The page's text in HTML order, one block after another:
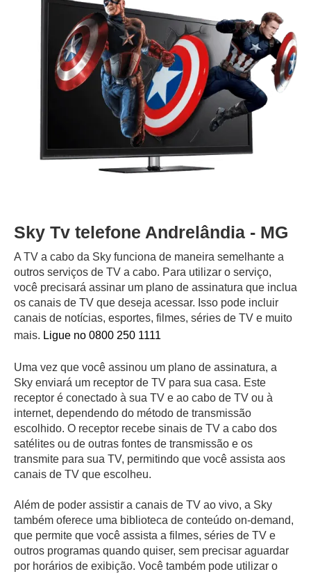
Sky Tv telefone Andrelândia - MG
A TV a cabo da Sky funciona de maneira semelhante a
outros serviços de TV a cabo. Para utilizar o serviço,
você precisará assinar um plano de assinatura que inclua
os canais de TV que deseja acessar. Isso pode incluir
canais de notícias, esportes, filmes, séries de TV e muito
mais. Ligue no 0800 250 1111
Uma vez que você assinou um plano de assinatura, a
Sky enviará um receptor de TV para sua casa. Este
receptor é conectado à sua TV e ao cabo de TV ou à
internet, dependendo do método de transmissão
escolhido. O receptor recebe sinais de TV a cabo dos
satélites ou de outras fontes de transmissão e os
transmite para sua TV, permitindo que você assista aos
canais de TV que escolheu.
Além de poder assistir a canais de TV ao vivo, a Sky
também oferece uma biblioteca de conteúdo on-demand,
que permite que você assista a filmes, séries de TV e
outros programas quando quiser, sem precisar aguardar
por horários de exibição. Você também pode utilizar o